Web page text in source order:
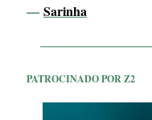
— Sarinha
PATROCINADO POR Z2